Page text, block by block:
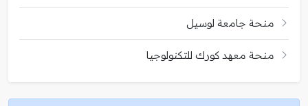
منحة جامعة لوسيل
منحة معهد كورك للتكنولوجيا